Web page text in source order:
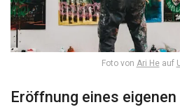
Foto von Ari Heauf
Eröffnung eines